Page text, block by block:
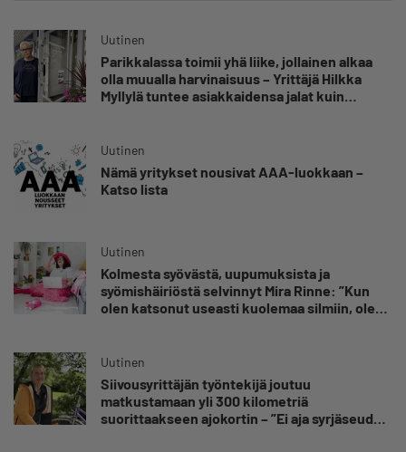
Uutinen
Parikkalassa toimii yhä liike, jollainen alkaa
olla muualla harvinaisuus – Yrittäjä Hilkka
Myllylä tuntee asiakkaidensa jalat kuin
Uutinen
Nämä yritykset nousivat AAA-luokkaan –
Katso lista
Uutinen
Kolmesta syövästä, uupumuksista ja
syömishäiriöstä selvinnyt Mira Rinne: ”Kun
olen katsonut useasti kuolemaa silmiin, olen
Uutinen
Siivousyrittäjän työntekijä joutuu
matkustamaan yli 300 kilometriä
suorittaakseen ajokortin – ”Ei aja syrjäseudun